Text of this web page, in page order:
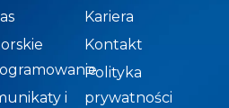
i
Kariera
Kontakt
Polityka
prywatności